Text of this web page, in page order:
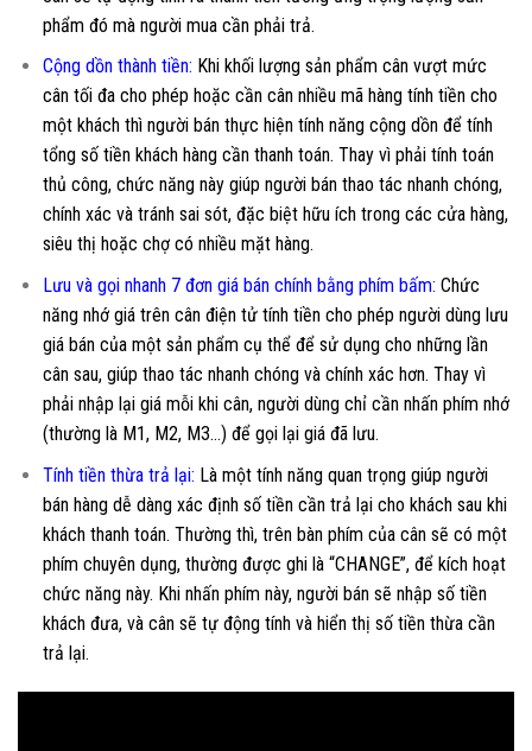
phẩm đó mà người mua cần phải trả.
Cộng dồn thành tiền: Khi khối lượng sản phẩm cân vượt mức
cân tối đa cho phép hoặc cần cân nhiều mã hàng tính tiền cho
một khách thì người bán thực hiện tính năng cộng dồn để tính
tổng số tiền khách hàng cần thanh toán. Thay vì phải tính toán
thủ công, chức năng này giúp người bán thao tác nhanh chóng,
chính xác và tránh sai sót, đặc biệt hữu ích trong các cửa hàng,
siêu thị hoặc chợ có nhiều mặt hàng.
Lưu và gọi nhanh 7 đơn giá bán chính bằng phím bấm: Chức
năng nhớ giá trên cân điện tử tính tiền cho phép người dùng lưu
giá bán của một sản phẩm cụ thể để sử dụng cho những lần
cân sau, giúp thao tác nhanh chóng và chính xác hơn. Thay vì
phải nhập lại giá mỗi khi cân, người dùng chỉ cần nhấn phím nhớ
(thường là M1, M2, M3…) để gọi lại giá đã lưu.
Tính tiền thừa trả lại: Là một tính năng quan trọng giúp người
bán hàng dễ dàng xác định số tiền cần trả lại cho khách sau khi
khách thanh toán. Thường thì, trên bàn phím của cân sẽ có một
phím chuyên dụng, thường được ghi là “CHANGE”, để kích hoạt
chức năng này. Khi nhấn phím này, người bán sẽ nhập số tiền
khách đưa, và cân sẽ tự động tính và hiển thị số tiền thừa cần
trả lại.